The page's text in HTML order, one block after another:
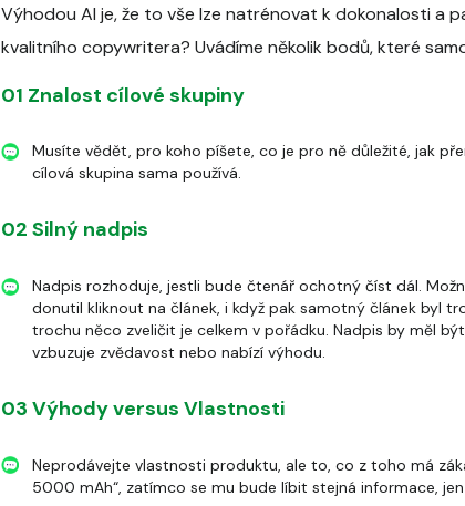
Výhodou AI je, že to vše lze natrénovat k dokonalosti a
kvalitního copywritera? Uvádíme několik bodů, které
01 Znalost cílové skupiny
Musíte vědět, pro koho píšete, co je pro ně důležité, jak
cílová skupina sama používá.
02 Silný nadpis
Nadpis rozhoduje, jestli bude čtenář ochotný číst dál.
donutil kliknout na článek, i když pak samotný článek byl
trochu něco zveličit je celkem v pořádku. Nadpis by měl
vzbuzuje zvědavost nebo nabízí výhodu.
03 Výhody versus Vlastnosti
Neprodávejte vlastnosti produktu, ale to, co z toho má
5000 mAh“, zatímco se mu bude líbit stejná informace,